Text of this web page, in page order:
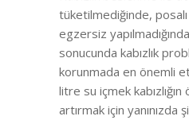
tüketilmediğinde,
egzersiz
sonucunda kabızlık
korunmada en önemli
litre su içmek
artırmak için